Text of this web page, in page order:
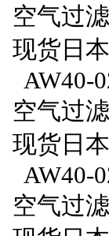
空气过
现货日
AW40-
空气过
现货日
AW40-
空气过